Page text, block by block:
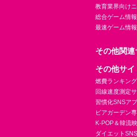
教育業界向け
総合ゲーム情
最速ゲーム情
その他関
その他サイ
燃費ランキン
回線速度測定
習慣化SNSア
ビアガーデン
K-POP＆韓流
ダイエット